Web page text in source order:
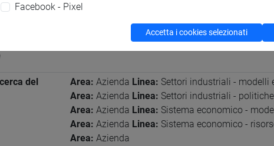
Francese
International Journal of Business Research and
del
Area: Azienda Linea: Settori industriali - modelli
Area: Azienda Linea: Settori industriali -
Area: Azienda Linea: Sistema economico -
Area: Azienda Linea: Sistema economico -
Area: Azienda
Facebook - Pixel
Accetta i cookies selezionati